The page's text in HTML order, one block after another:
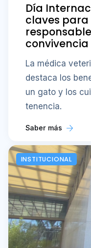
Día
claves
convivencia
La médica
destaca los
un gato y los
tenencia.
Saber más
INSTITUCIONAL